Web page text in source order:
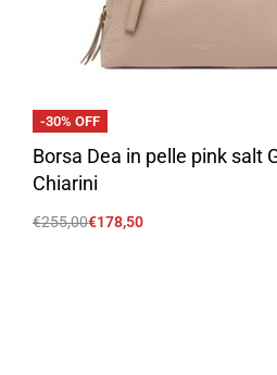
-30% OFF
Borsa Dea in pelle pink salt
Chiarini
€255,00€178,50